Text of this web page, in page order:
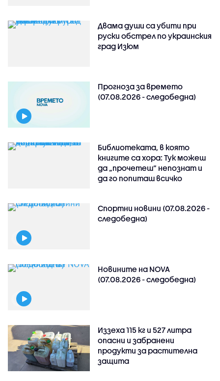
Двама души са убити при
руски обстрeл по украинския
град Изюм
Прогноза за времето
(07.08.2026 - следобедна)
Библиотеката, в която
книгите са хора: Тук можеш
да „прочетеш“ непознат и
да го попиташ всичко
Спортни новини (07.08.2026 -
следобедна)
Новините на NOVA
(07.08.2026 - следобедна)
Иззеха 115 кг и 527 литра
опасни и забранени
продукти за растителна
защита